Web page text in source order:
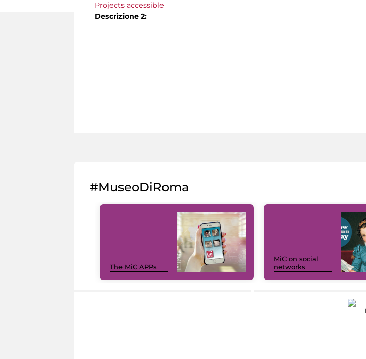
Projects accessible
Descrizione 2:
#MuseoDiRoma
The MiC APPs
MiC on social
networks